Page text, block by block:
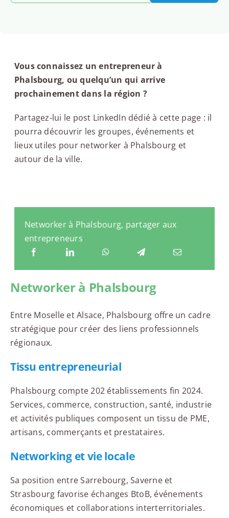
Vous connaissez un entrepreneur à
Phalsbourg, ou quelqu’un qui arrive
prochainement dans la région ?
Partagez-lui le post LinkedIn dédié à cette page : il
pourra découvrir les groupes, événements et
lieux utiles pour networker à Phalsbourg et
autour de la ville.
Networker à Phalsbourg, partager aux
entrepreneurs
Networker à Phalsbourg
Entre Moselle et Alsace, Phalsbourg offre un cadre
stratégique pour créer des liens professionnels
régionaux.
Tissu entrepreneurial
Phalsbourg compte 202 établissements fin 2024.
Services, commerce, construction, santé, industrie
et activités publiques composent un tissu de PME,
artisans, commerçants et prestataires.
Networking et vie locale
Sa position entre Sarrebourg, Saverne et
Strasbourg favorise échanges BtoB, événements
économiques et collaborations interterritoriales.